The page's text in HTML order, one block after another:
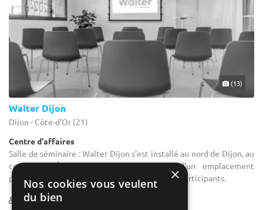
(13)
Walter Dijon
Dijon - Côte-d'Or (21)
Centre d'affaires
Salle de séminaire : Walter Dijon s’est installé au nord de Dijon, au
cœur de l’Écopôle Valmy et bénéficie d'un emplacement
privilégié offrant un accès rapide et facile aux participants.
-1-40
×
Nos cookies vous veulent
du bien